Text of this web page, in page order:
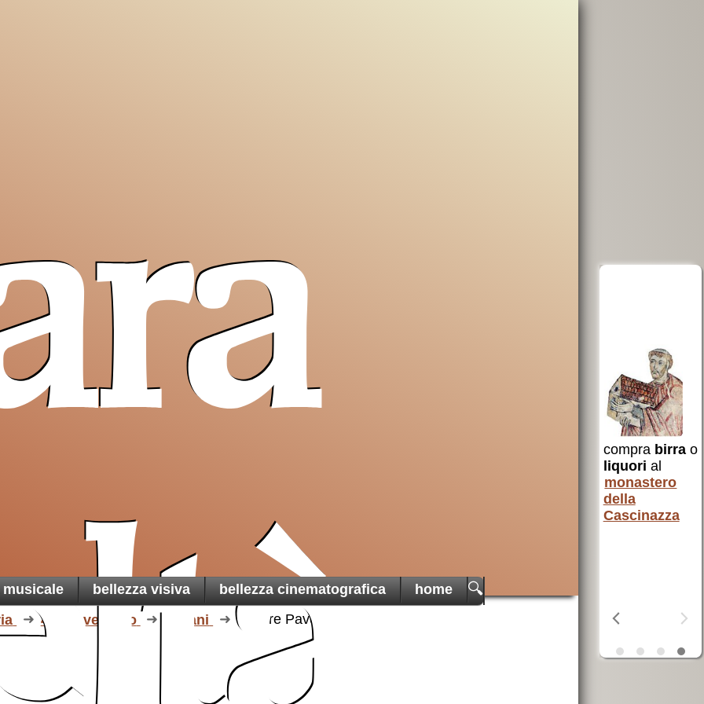
musicale bellezza visiva bellezza cinematografica home 🔍
4.il Novecento Italiani Cesare Pavese
compra birrao
liquori al
monastero
della
Cascinazza
poveri
un aiuto a